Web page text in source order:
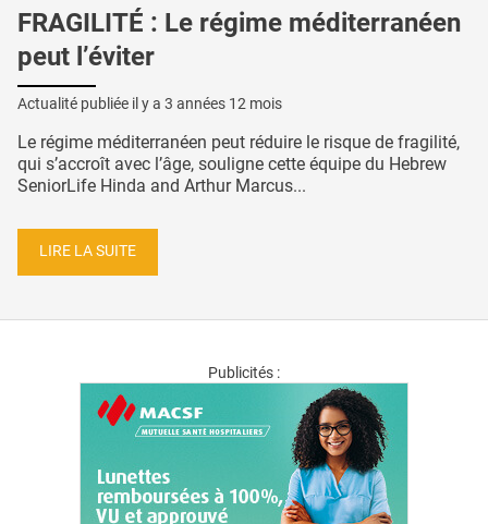
FRAGILITÉ : Le régime méditerranéen
peut l’éviter
Actualité publiée il y a 3 années 12 mois
Le régime méditerranéen peut réduire le risque de fragilité,
qui s’accroît avec l’âge, souligne cette équipe du Hebrew
SeniorLife Hinda and Arthur Marcus...
LIRE LA SUITE
Publicités :